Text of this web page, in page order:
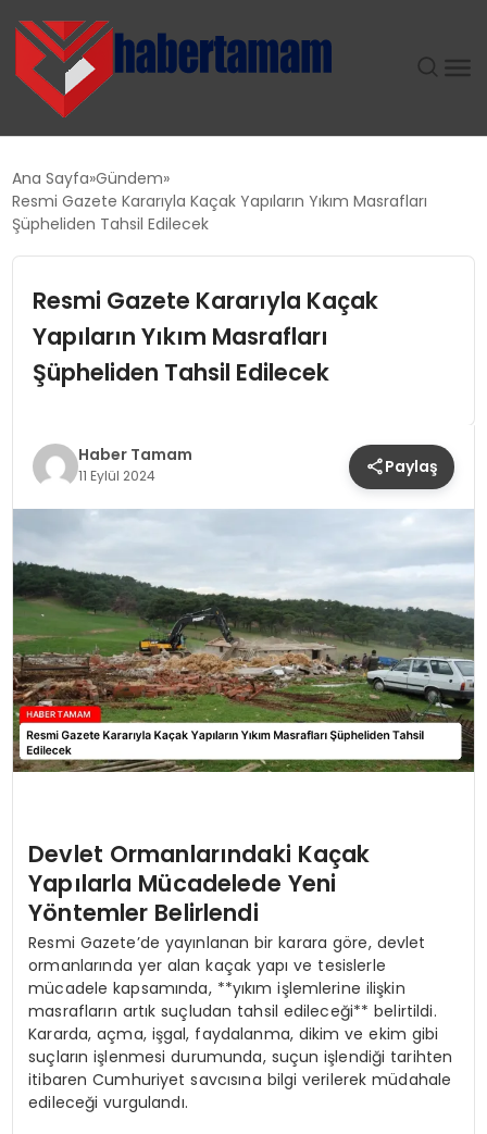
TEKNOLOJI
SAĞLIK
EKONOMI
MAGAZIN
SIYASET
EĞITIM
YAŞAM
Ana Sayfa Gündem
Resmi Gazete Kararıyla Kaçak Yapıların Yıkım Masrafları
Şüpheliden Tahsil Edilecek
Resmi Gazete Kararıyla Kaçak
Yapıların Yıkım Masrafları
Şüpheliden Tahsil Edilecek
Haber Tamam
11 Eylül 2024 Paylaş
Devlet Ormanlarındaki Kaçak
Yapılarla Mücadelede Yeni
Yöntemler Belirlendi
Resmi Gazete’de yayınlanan bir karara göre, devlet
ormanlarında yer alan kaçak yapı ve tesislerle
mücadele kapsamında, **yıkım işlemlerine ilişkin
masrafların artık suçludan tahsil edileceği** belirtildi.
Kararda, açma, işgal, faydalanma, dikim ve ekim gibi
suçların işlenmesi durumunda, suçun işlendiği tarihten
itibaren Cumhuriyet savcısına bilgi verilerek müdahale
edileceği vurgulandı.